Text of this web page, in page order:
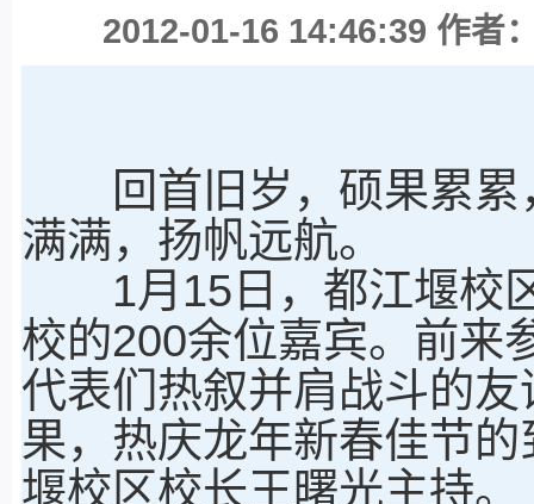
2012-01-16 14:46:39 作者
回首旧岁，硕果累累
满满，扬帆远航。
1月15日，都江堰校区
校的200余位嘉宾。前来
代表们热叙并肩战斗的
果，热庆龙年新春佳节
堰校区校长王曙光主持。